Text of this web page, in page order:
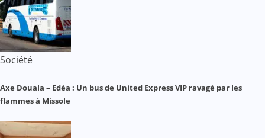
Société
Axe Douala – Edéa : Un bus de United Express VIP ravagé par les
flammes à Missole